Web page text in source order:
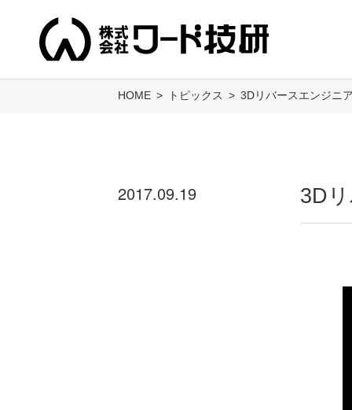
HOME トピックス 3Dリバースエンジニ
2017.09.19 3D